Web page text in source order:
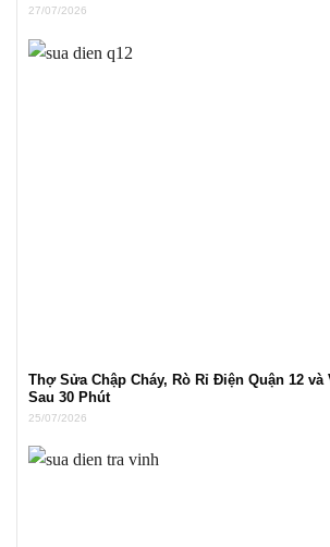
27/07/2026
Thợ Sửa Chập Cháy, Rò Rỉ Điện Quận 12 và
Sau 30 Phút
25/07/2026